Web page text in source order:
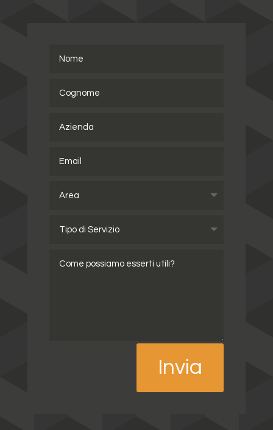
Invia